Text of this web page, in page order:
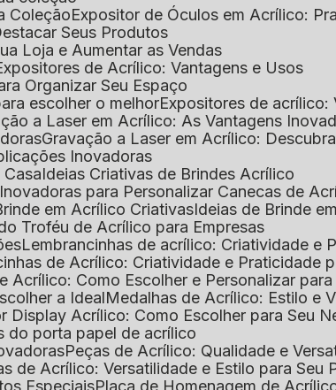
Coleção Expositor de Óculos em Acrílico:
Seus Produtos
Loja e Aumentar as Vendas
Expositores de Acrílico: Vantagens e Usos
Organizar Seu Espaço
escolher o melhor Expositores de
a Laser em Acrílico: As Vantagens
Gravação a Laser em Acrílico:
Inovadoras
Ideias Criativas de Brindes Acrílico
para Personalizar Canecas de
em Acrílico Criativas Ideias de Brinde
Troféu de Acrílico para Empresas
Lembrancinhas de acrílico: Criatividade e
de Acrílico: Criatividade e Praticidade
Acrílico: Como Escolher e Personalizar
a Ideal
Medalhas de Acrílico: Estilo e
Display Acrílico: Como Escolher para Seu
do porta papel de acrílico
Peças de Acrílico: Qualidade e
de Acrílico: Versatilidade e Estilo para Seu
Especiais
Placa de Homenagem de